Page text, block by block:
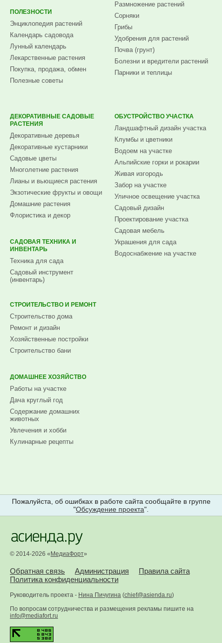
ПОЛЕЗНОСТИ
Энциклопедия растений
Календарь садовода
Лунный календарь
Лекарственные растения
Покупка, продажа, обмен
Полезные советы
Размножение растений
Сорняки
Грибы
Удобрения для растений
Почва (грунт)
Болезни и вредители растений
Парники и теплицы
ДЕКОРАТИВНЫЕ САДОВЫЕ
РАСТЕНИЯ
Декоративные деревья
Декоративные кустарники
Садовые цветы
Многолетние растения
Лианы и вьющиеся растения
Экзотические фрукты и овощи
Домашние растения
Флористика и декор
САДОВАЯ ТЕХНИКА И
ИНВЕНТАРЬ
Техника для сада
Садовый инструмент
(инвентарь)
ОБУСТРОЙСТВО УЧАСТКА
Ландшафтный дизайн участка
Клумбы и цветники
Водоем на участке
Альпийские горки и рокарии
Живая изгородь
Забор на участке
Уличное освещение участка
Садовый дизайн
Проектирование участка
Садовая мебель
Украшения для сада
Водоснабжение на участке
СТРОИТЕЛЬСТВО И РЕМОНТ
Строительство дома
Ремонт и дизайн
Хозяйственные постройки
Строительство бани
ДОМАШНЕЕ ХОЗЯЙСТВО
Работы на участке
Дача круглый год
Содержание домашних
животных
Увлечения и хобби
Кулинарные рецепты
Пожалуйста, об ошибках в работе сайта сообщайте в группе
"Обсуждение проекта".
© 2014-2026 « МедиаФорт»
Обратная связь Администрация
Правила сайта
Политика конфиденциальности
Руководитель проекта - Нина Пичугина (chief@asienda.ru)
По вопросам сотрудничества и размещения рекламы пишите на
info@mediafort.ru